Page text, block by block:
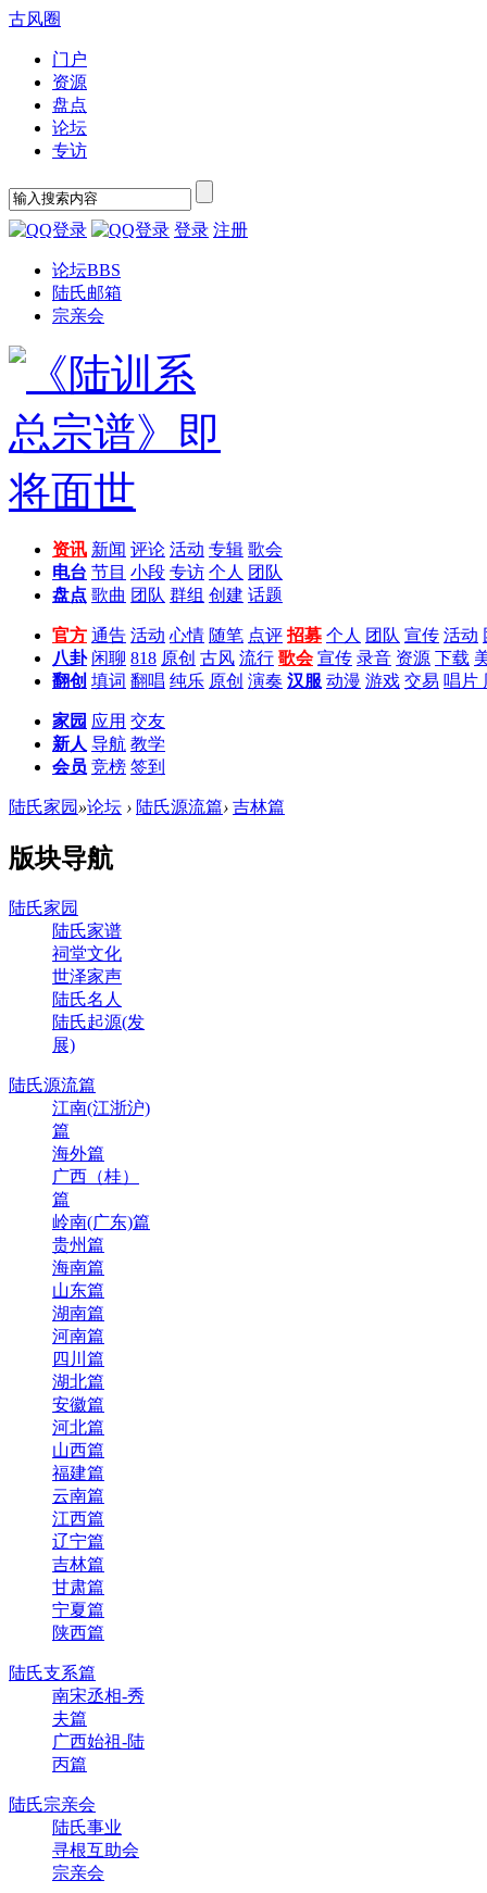
古风圈
门户
资源
盘点
论坛
专访
登录 注册
论坛BBS
陆氏邮箱
宗亲会
资讯 新闻 评论 活动 专辑 歌会
电台 节目 小段 专访 个人 团队
盘点 歌曲 团队 群组 创建 话题
官方 通告 活动 心情 随笔 点评 招募 个人 团队 宣传 活动
八卦 闲聊 818 原创 古风 流行 歌会 宣传 录音 资源 下载
翻创 填词 翻唱 纯乐 原创 演奏 汉服 动漫 游戏 交易 唱片
家园 应用 交友
新人 导航 教学
会员 竞榜 签到
陆氏家园 »论坛 › 陆氏源流篇› 吉林篇
版块导航
陆氏家园
陆氏家谱
祠堂文化
世泽家声
陆氏名人
陆氏起源(发
展)
陆氏源流篇
江南(江浙沪)
篇
海外篇
广西（桂）
篇
岭南(广东)篇
贵州篇
海南篇
山东篇
湖南篇
河南篇
四川篇
湖北篇
安徽篇
河北篇
山西篇
福建篇
云南篇
江西篇
辽宁篇
吉林篇
甘肃篇
宁夏篇
陕西篇
陆氏支系篇
南宋丞相-秀
夫篇
广西始祖-陆
丙篇
陆氏宗亲会
陆氏事业
寻根互助会
宗亲会